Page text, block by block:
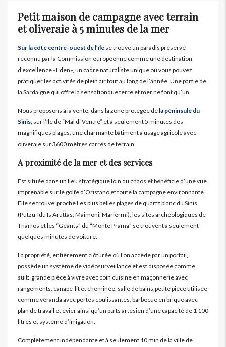
Petit maison de campagne avec terrain
et oliveraie à 5 minutes de la mer
Sur la côte centre-ouest de l’île se trouve un paradis préservé
reconnu par la Commission européenne comme une destination
d’excellence «Eden», un cadre naturaliste unique où vous pouvez
pratiquer les activités de plein air tout au long de l’année. Une partie de
la Sardaigne qui offre la sensationque terre et mer ne font qu’un
Nous proposons à la vente, dans la zone protégée de la péninsule du
Sinis, sur l’île de “Mal di Ventre” et à seulement 5 minutes des
magnifiques plages, une charmante bâtiment à usage agricole avec
oliveraie sur 3600 mètres carrés de terrain.
A proximité de la mer et des services
Est située dans un lieu stratégique loin du chaos et bénéficie d’une vue
imprenable sur le golfe d’Oristano et toute la campagne environnante.
Elle se trouve proche Les plus belles plages de quartz blanc du Sinis
(Putzu-Idu Is Aruttas, Maimoni, Mariermi), les sites archéologiques de
Tharros et les “Géants” du “Monte Prama” se trouvent à seulement
quelques minutes de voiture.
La propriété, entièrement clôturée où l’on accède par un portail,
possède un système de vidéosurveillance et est disposée comme
suit: grande pièce à vivre avec coin cuisine en maçonnerie avec
rangements, canapé-lit et cheminée, salle de bains,petite pièce utilisée
comme véranda avec portes coulissantes, barbecue en brique avec
plan de travail et évier ainsi qu’un puits artésien d’une capacité de 1 100
litres et système d’irrigation.
Complètement indépendante et à seulement 10 min de la ville de